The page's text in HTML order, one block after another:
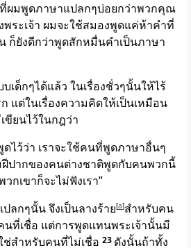
ผมพูดภาษาแปลกๆบ่อยกว่าพวกคุณ
ระเจ้า ผมจะใช้สมองพูดแค่ห้าคำที่
ก็ยังดีกว่าพูดสักหมื่นคำเป็นภาษา
เด็กๆได้แล้ว ในเรื่องชั่วๆนั้นให้ไร้
แต่ในเรื่องความคิดให้เป็นเหมือน
ขียนไว้ในกฎว่า
ดไว้ว่า เราจะใช้คนที่พูดภาษาอื่นๆ
ฝีปากของคนต่างชาติพูดกับคนพวกนี้
กเขาก็จะไม่ฟังเรา”
ลกๆนั้น จึงเป็นลางร้าย[a]สำหรับคน
นที่เชื่อ แต่การพูดแทนพระเจ้านั้นมี
ช่สำหรับคนที่ไม่เชื่อ 23 ดังนั้นถ้าทั้ง